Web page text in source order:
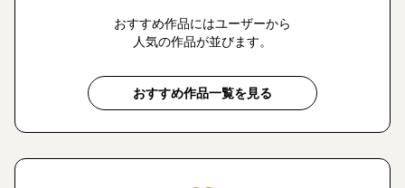
おすすめ作品にはユーザーから
人気の作品が並びます。
おすすめ作品一覧を見る